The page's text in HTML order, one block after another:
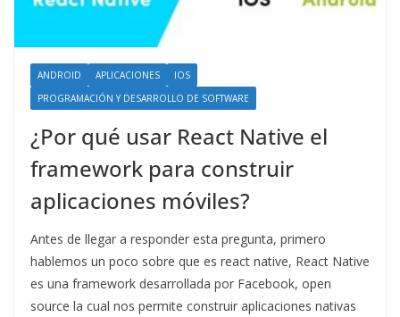
ANDROID APLICACIONES
IOS
PROGRAMACIÓN Y DESARROLLO DE SOFTWARE
¿Por qué usar React Native el
framework para construir
aplicaciones móviles?
Antes de llegar a responder esta pregunta, primero
hablemos un poco sobre que es react native, React Native
es una framework desarrollada por Facebook, open
source la cual nos permite construir aplicaciones nativas